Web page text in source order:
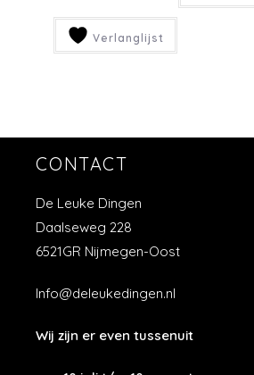
Verlanglijst
CONTACT
De Leuke Dingen
Daalseweg 228
6521GR Nijmegen-Oost
Info@deleukedingen.nl
Wij zijn er even tussenuit